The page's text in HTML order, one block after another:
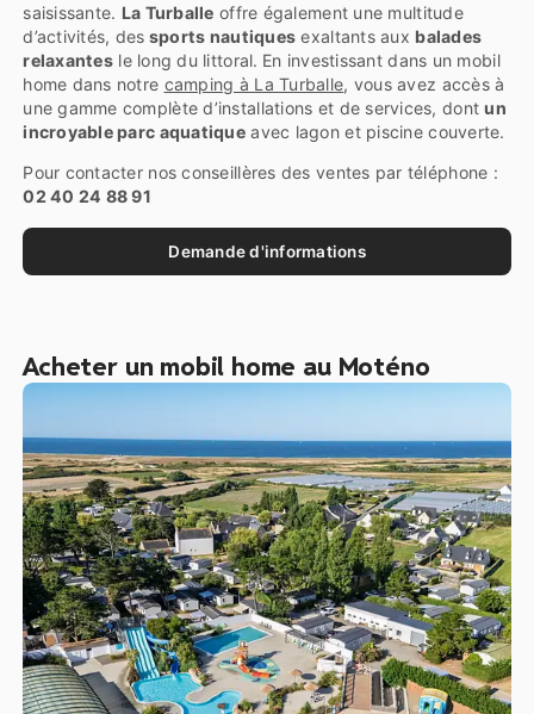
saisissante. La Turballe offre également une multitude
d’activités, des sports nautiques exaltants aux balades
relaxantesle long du littoral. En investissant dans un mobil
home dans notre camping à La Turballe, vous avez accès à
une gamme complète d’installations et de services, dontun
incroyable parc aquatique avec lagon et piscine couverte.
Pour contacter nos conseillères des ventes par téléphone :
02 40 24 88 91
Demande d'informations
Acheter un mobil home au Moténo